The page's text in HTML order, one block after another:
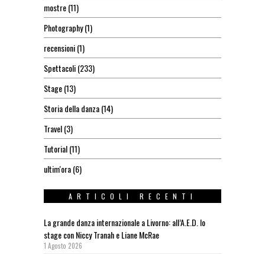
mostre(11)
Photography(1)
recensioni(1)
Spettacoli(233)
Stage(13)
Storia della danza(14)
Travel(3)
Tutorial(11)
ultim'ora(6)
ARTICOLI RECENTI
La grande danza internazionale a Livorno: all’A.E.D. lo
stage con Niccy Tranah e Liane McRae
1 Agosto 2026